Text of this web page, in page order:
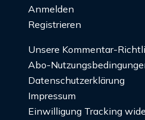
Anmelden
Registrieren
Unsere Kommentar-
Abo-
Datenschutzerklärung
Impressum
Einwilligung Tracking